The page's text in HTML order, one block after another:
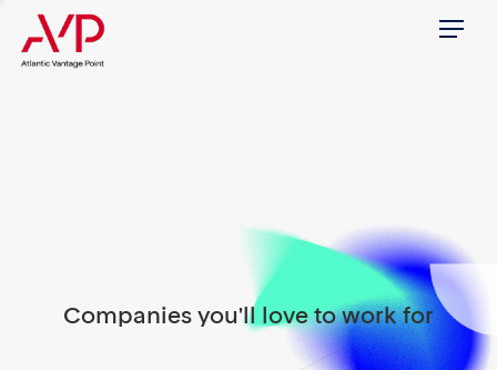
Menu
Companies you'll love to work for